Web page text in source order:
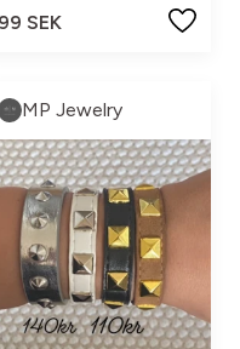
99 SEK
MP Jewelry